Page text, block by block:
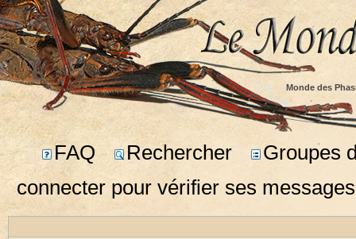
Monde des
FAQ Rechercher
Groupes
connecter pour vérifier ses